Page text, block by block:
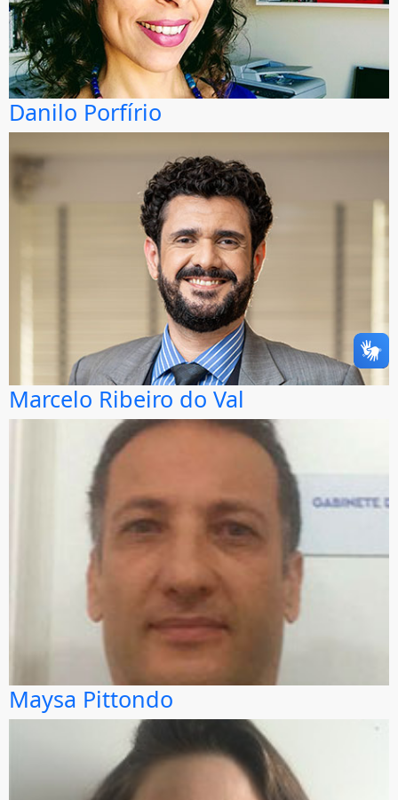
Danilo Porfírio
Marcelo Ribeiro do Val
Maysa Pittondo